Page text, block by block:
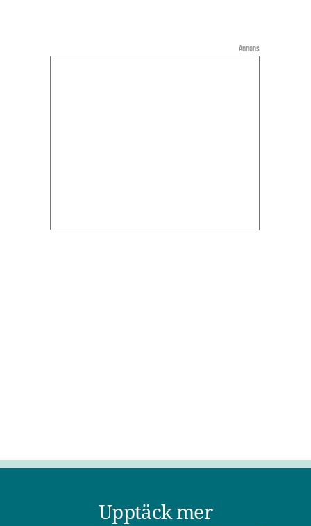
Upptäck mer
Annons